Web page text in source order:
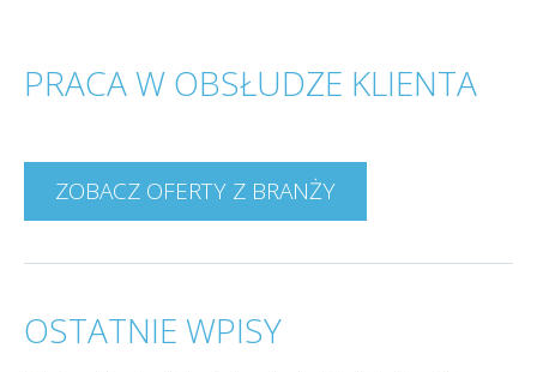
PRACA W OBSŁUDZE KLIENTA
ZOBACZ OFERTY Z BRANŻY
OSTATNIE WPISY